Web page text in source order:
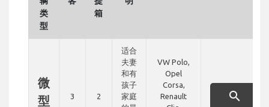
类
型
箱
微
型
3 2
适合
夫妻
和有
孩子
家庭
VW Polo,
Opel
Corsa,
Renault
search